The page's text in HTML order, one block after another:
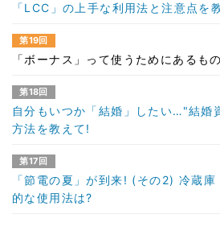
「LCC」の上手な利用法と注意点を
第19回
「ボーナス」って使うためにあるも
第18回
自分もいつか「結婚」したい…"結婚
方法を教えて!
第17回
「節電の夏」が到来! (その2) 冷蔵
的な使用法は?